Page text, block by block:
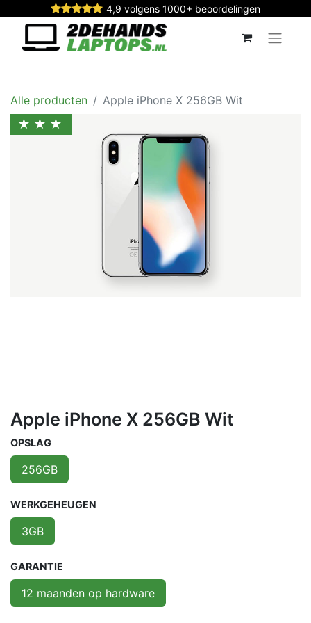
4,9 volgens 1000+ beoordelingen
Alle producten Apple iPhone X 256GB Wit
★★★
Apple iPhone X 256GB Wit
OPSLAG
256GB
WERKGEHEUGEN
3GB
GARANTIE
12 maanden op hardware